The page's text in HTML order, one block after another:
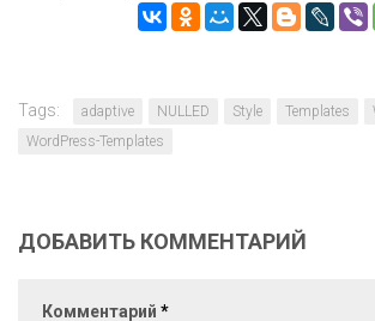
Tags: adaptive NULLED Style Templates
WordPress-Templates
ДОБАВИТЬ КОММЕНТАРИЙ
Комментарий *